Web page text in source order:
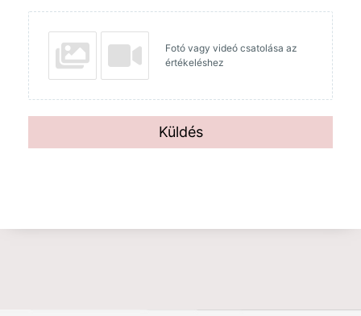
Fotó vagy videó csatolása az
értékeléshez
Küldés